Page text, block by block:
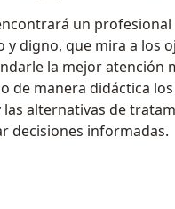
un
y digno, que mira a los
la mejor atención
de manera didáctica
las alternativas de
decisiones informadas.